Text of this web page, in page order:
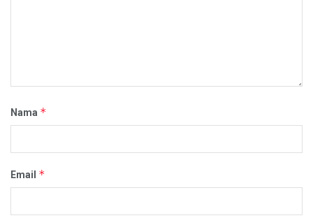
Nama *
Email *